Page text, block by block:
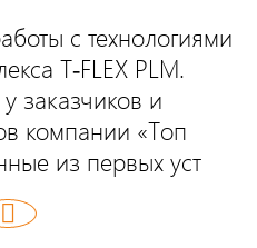
с технологиями
T‑FLEX PLM.
заказчиков и
компании «Топ
из первых уст